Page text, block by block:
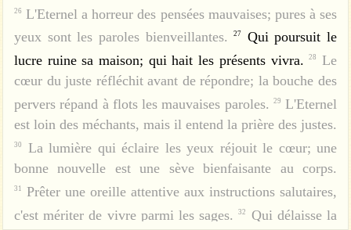
26
L'Eternel a horreur des pensées mauvaises; pures à ses
yeux sont les paroles bienveillantes.
27
Qui poursuit le
lucre ruine sa maison; qui hait les présents vivra.
28
Le
cœur du juste réfléchit avant de répondre; la bouche des
pervers répand à flots les mauvaises paroles.
29 L'Eternel
est loin des méchants, mais il entend la prière des justes.
30
La lumière qui éclaire les yeux réjouit le cœur; une
bonne nouvelle est une sève bienfaisante au corps.
31
Prêter une oreille attentive aux instructions salutaires,
c'est mériter de vivre parmi les sages.
32
Qui délaisse la
וּמְהוּמָה בוֹ.
יז
טוֹב אֲרֻחַת יָרָק,
וְאַהֲבָה-שָׁם-- מִשּׁוֹר אָבוּס, וְשִׂנְאָה-בוֹ.
יח
אִישׁ חֵמָה, יְגָרֶה מָדוֹן; וְאֶרֶךְ אַפַּיִם,
יַשְׁקִיט רִיב.
יט
דֶּרֶךְ עָצֵל, כִּמְשֻׂכַת חָדֶק;
וְאֹרַח יְשָׁרִים סְלֻלָה.
בֵּן חָכָם, יְשַׂמַּח-אָב;
וּכְסִיל אָדָם, בּוֹזֶה אִמּוֹ.
כא
אִוֶּלֶת, שִׂמְחָה
לַחֲסַר-לֵב; וְאִישׁ תְּבוּנָה, יְיַשֶּׁר-לָכֶת.
כב
הָפֵר מַחֲשָׁבוֹת, בְּאֵין סוֹד; וּבְרֹב יוֹעֲצִים
תָּקוּם.
כג
שִׂמְחָה לָאִישׁ, בְּמַעֲנֵה-פִיו; וְדָבָר